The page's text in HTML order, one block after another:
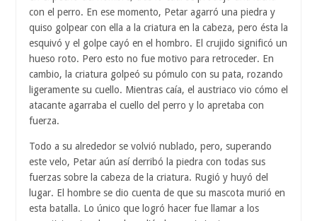
con el perro. En ese momento, Petar agarró una piedra y
quiso golpear con ella a la criatura en la cabeza, pero ésta la
esquivó y el golpe cayó en el hombro. El crujido significó un
hueso roto. Pero esto no fue motivo para retroceder. En
cambio, la criatura golpeó su pómulo con su pata, rozando
ligeramente su cuello. Mientras caía, el austriaco vio cómo el
atacante agarraba el cuello del perro y lo apretaba con
fuerza.
Todo a su alrededor se volvió nublado, pero, superando
este velo, Petar aún así derribó la piedra con todas sus
fuerzas sobre la cabeza de la criatura. Rugió y huyó del
lugar. El hombre se dio cuenta de que su mascota murió en
esta batalla. Lo único que logró hacer fue llamar a los